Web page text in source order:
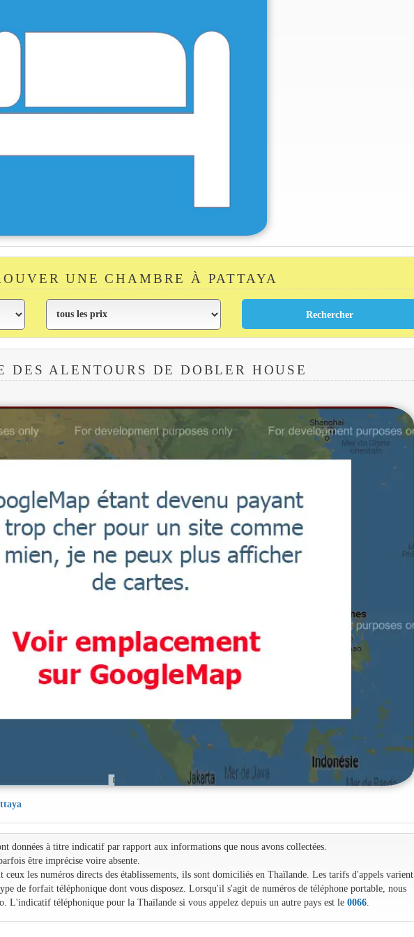
UNE CHAMBRE À PATTAYA
DES ALENTOURS DE DOBLER HOUSE
données à titre indicatif par rapport aux informations que nous avons collectées.
être imprécise voire absente.
ceux les numéros directs des établissements, ils sont domiciliés en Thaïlande. Les tarifs d'appels varient
de forfait téléphonique dont vous disposez. Lorsqu'il s'agit de numéros de téléphone portable, nous
L'indicatif téléphonique pour la Thaïlande si vous appelez depuis un autre pays est le 0066.